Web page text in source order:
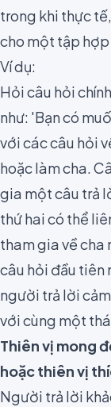
trong khi thực
cho một tập
Ví dụ:
Hỏi câu hỏi
như: 'Bạn có
với các câu hỏi
hoặc làm cha.
gia một câu trả
thứ hai có thể
tham gia về cha
câu hỏi đầu tiên
người trả lời
với cùng một
Thiên vị mong
hoặc thiên vị
Người trả lời